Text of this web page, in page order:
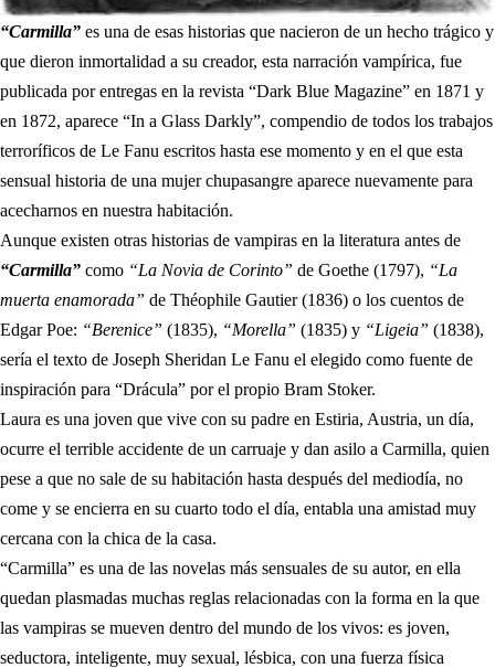
“Carmilla” es una de esas historias que nacieron de un hecho trágico y
que dieron inmortalidad a su creador, esta narración vampírica, fue
publicada por entregas en la revista “Dark Blue Magazine” en 1871 y
en 1872, aparece “In a Glass Darkly”, compendio de todos los trabajos
terroríficos de Le Fanu escritos hasta ese momento y en el que esta
sensual historia de una mujer chupasangre aparece nuevamente para
acecharnos en nuestra habitación.
Aunque existen otras historias de vampiras en la literatura antes de
“Carmilla” como “La Novia de Corinto” de Goethe (1797), “La
muerta enamorada” de Théophile Gautier (1836) o los cuentos de
Edgar Poe: “Berenice” (1835), “Morella” (1835) y “Ligeia” (1838),
sería el texto de Joseph Sheridan Le Fanu el elegido como fuente de
inspiración para “Drácula” por el propio Bram Stoker.
Laura es una joven que vive con su padre en Estiria, Austria, un día,
ocurre el terrible accidente de un carruaje y dan asilo a Carmilla, quien
pese a que no sale de su habitación hasta después del mediodía, no
come y se encierra en su cuarto todo el día, entabla una amistad muy
cercana con la chica de la casa.
“Carmilla” es una de las novelas más sensuales de su autor, en ella
quedan plasmadas muchas reglas relacionadas con la forma en la que
las vampiras se mueven dentro del mundo de los vivos: es joven,
seductora, inteligente, muy sexual, lésbica, con una fuerza física